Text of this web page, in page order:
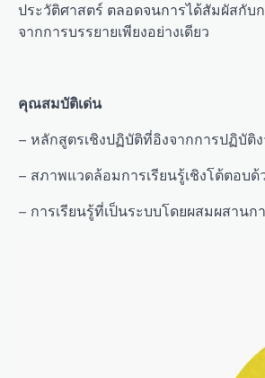
ประวัติศาสตร์ ตลอดจนการได้สัมผัสกับ
จากการบรรยายเพียงอย่างเดียว
คุณสมบัติเด่น
– หลักสูตรเชิงปฏิบัติที่อิงจากการปฏิบัติง
– สภาพแวดล้อมการเรียนรู้เชิงโต้ตอบด้
– การเรียนรู้ที่เป็นระบบโดยผสมผสาน